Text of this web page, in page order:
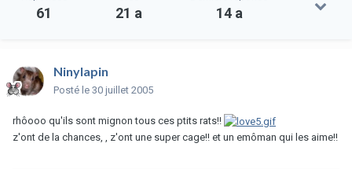
61 21 a 14 a
Ninylapin
Posté le 30 juillet 2005
rhôooo qu'ils sont mignon tous ces ptits rats!!
z'ont de la chances, , z'ont une super cage!! et un emôman qui les aime!!